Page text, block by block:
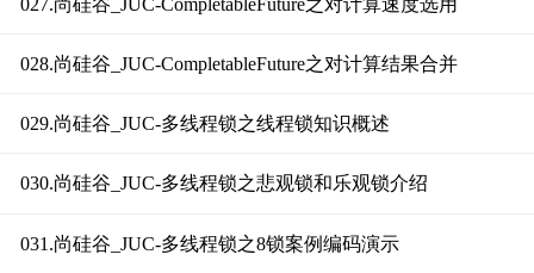
028.尚硅谷_JUC-CompletableFuture之对计算结果合并
029.尚硅谷_JUC-多线程锁之线程锁知识概述
030.尚硅谷_JUC-多线程锁之悲观锁和乐观锁介绍
031.尚硅谷_JUC-多线程锁之8锁案例编码演示